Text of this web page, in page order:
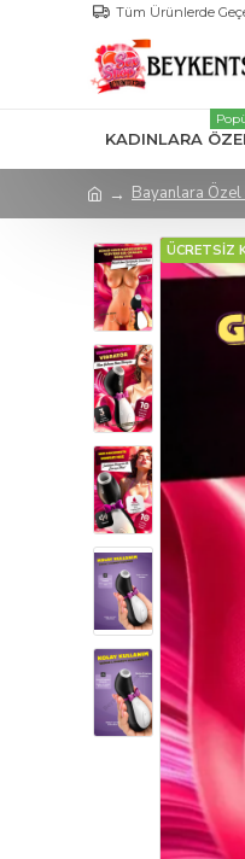
Tüm Ürünlerde
KADINLARA
Bayanlara
ÜCRETSİZ